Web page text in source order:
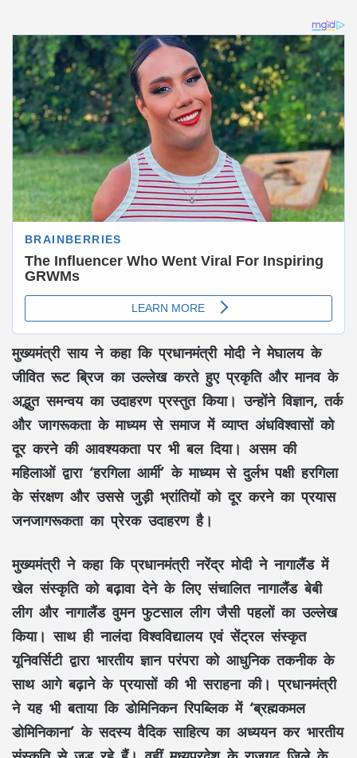
मुख्यमंत्रीसायने कहा कि प्रधानमंत्रीमोदीनेमेघालयके
जीवित रूट ब्रिजका उल्लेख करते हुएप्रकृति और मानव के
अद्भुत समन्वयका उदाहरण प्रस्तुत किया। उन्होंनेविज्ञान, तर्क
और जागरूकताके माध्यम से समाज में व्याप्त अंधविश्वासोंको
दूर करने की आवश्यकता पर भी बल दिया। असमकी
महिलाओं द्वारा ‘हरगिला आर्मी’ के माध्यम सेदुर्लभ पक्षी हरगिला
के संरक्षण और उससे जुड़ी भ्रांतियों को दूर करने का प्रयास
जनजागरूकताका प्रेरक उदाहरण है।
मुख्यमंत्री ने कहा कि प्रधानमंत्रीनरेंद्र मोदीनेनागालैंडमें
खेल संस्कृतिको बढ़ावा देने के लिए संचालितनागालैंड बेबी
लीगऔरनागालैंड वुमन फुटसाल लीगजैसी पहलों का उल्लेख
किया। साथ हीनालंदा विश्वविद्यालयएवंसेंट्रल संस्कृत
यूनिवर्सिटीद्वारा भारतीय ज्ञान परंपराको आधुनिक तकनीक के
साथ आगे बढ़ाने के प्रयासों की भी सराहना की। प्रधानमंत्री
ने यह भी बताया किडोमिनिकन रिपब्लिकमें‘ब्रह्मकमल
डोमिनिकाना’ के सदस्यवैदिक साहित्यका अध्ययन कर भारतीय